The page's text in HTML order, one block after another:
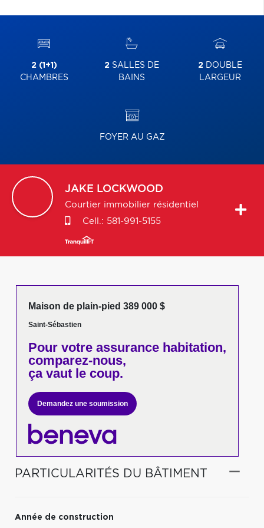
2 (1+1)
CHAMBRES
2 SALLES DE
BAINS
2DOUBLE
LARGEUR
FOYER AU GAZ
JAKE LOCKWOOD
Courtier immobilier résidentiel
Cell.: 581-991-5155
Maison de plain-pied 389 000 $
Saint-Sébastien
Pour votreassurance habitation,
comparez-nous,
ça vaut le coup.
Demandez une soumission
PARTICULARITÉS DU BÂTIMENT
Année de construction